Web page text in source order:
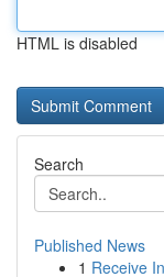
HTML is disabled
Search
Published News
1 Receive